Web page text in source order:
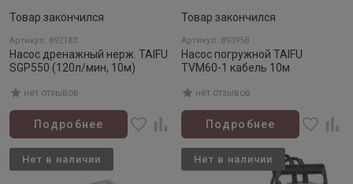
Товар закончился
Артикул: 892183
Насос дренажный нерж. TAIFU
SGP550 (120л/мин, 10м)
нет отзывов
Подробнее
Товар закончился
Артикул: 893958
Насос погружной TAIFU
TVM60-1 кабель 10м
нет отзывов
Подробнее
Нет в наличии Нет в наличии